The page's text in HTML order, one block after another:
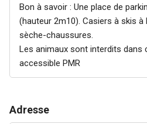
Bon à savoir : Une place de
(hauteur 2m10). Casiers à skis à
sèche-chaussures.
Les animaux sont interdits dans
accessible PMR
Adresse